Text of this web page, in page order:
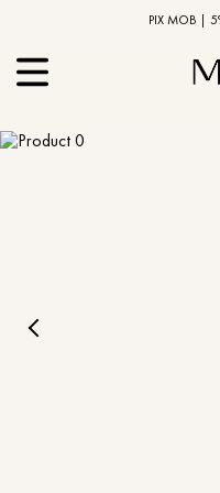
PIX MOB |
10% OFF na